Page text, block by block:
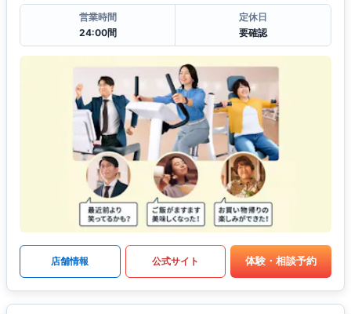
営業時間
24:00間
定休日
要確認
店舗情報 公式サイト 体験・相談予約